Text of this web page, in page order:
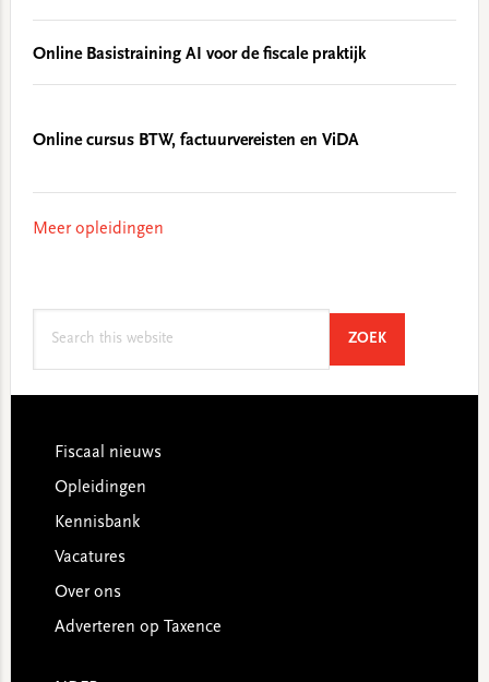
Online Basistraining AI voor de fiscale praktijk
Online cursus BTW, factuurvereisten en ViDA
Meer opleidingen
ZOEKSEARCH
Footer
Fiscaal nieuws
Opleidingen
Kennisbank
Vacatures
Over ons
Adverteren op Taxence